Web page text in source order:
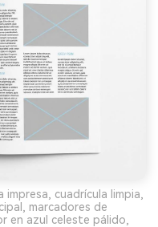
cuadrícula limpia,
marcadores de
en azul celeste pálido,